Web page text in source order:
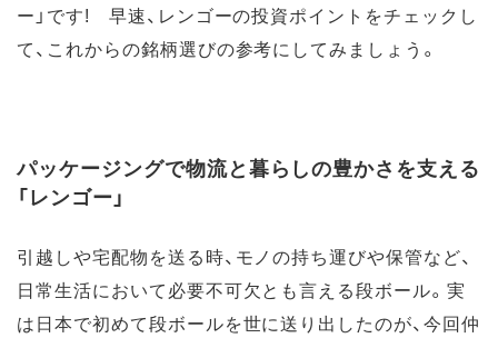
ー」です! 早速、レンゴーの投資ポイントをチェックし
て、これからの銘柄選びの参考にしてみましょう。
パッケージングで物流と暮らしの豊かさを支える
「レンゴー」
引越しや宅配物を送る時、モノの持ち運びや保管など、
日常生活において必要不可欠とも言える段ボール。実
は日本で初めて段ボールを世に送り出したのが、今回仲